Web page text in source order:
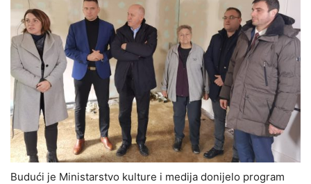
Budući je Ministarstvo kulture i medija donijelo program